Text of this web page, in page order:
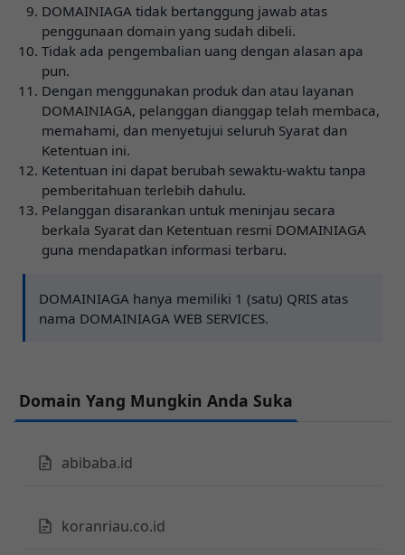
DOMAINIAGA tidak bertanggung jawab atas
penggunaan domain yang sudah dibeli.
Tidak ada pengembalian uang dengan alasan apa
pun.
Dengan menggunakan produk dan atau layanan
DOMAINIAGA, pelanggan dianggap telah membaca,
memahami, dan menyetujui seluruh Syarat dan
Ketentuan ini.
Ketentuan ini dapat berubah sewaktu-waktu tanpa
pemberitahuan terlebih dahulu.
Pelanggan disarankan untuk meninjau secara
berkala Syarat dan Ketentuan resmi DOMAINIAGA
guna mendapatkan informasi terbaru.
DOMAINIAGA hanya memiliki 1 (satu) QRIS atas
nama DOMAINIAGA WEB SERVICES.
Domain Yang Mungkin Anda Suka
abibaba.id
koranriau.co.id